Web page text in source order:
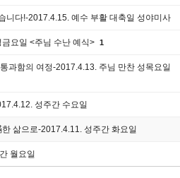
니다!-2017.4.15. 예수 부활 대축일 성야미사
요일 <주님 수난 예식> 1
과함의 여정-2017.4.13. 주님 만찬 성목요일
성주간 수요일
삶으로-2017.4.11. 성주간 화요일
월요일